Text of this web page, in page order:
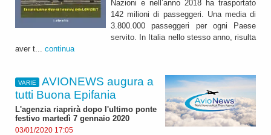
Nazioni e nell’anno 2018 ha trasportato
142 milioni di passeggeri. Una media di
3.800.000 passeggeri per ogni Paese
servito. In Italia nello stesso anno, risulta
aver t... continua
VARIE
AVIONEWS augura a
tutti Buona Epifania
L'agenzia riaprirà dopo l'ultimo ponte
festivo martedì 7 gennaio 2020
03/01/2020 17:05